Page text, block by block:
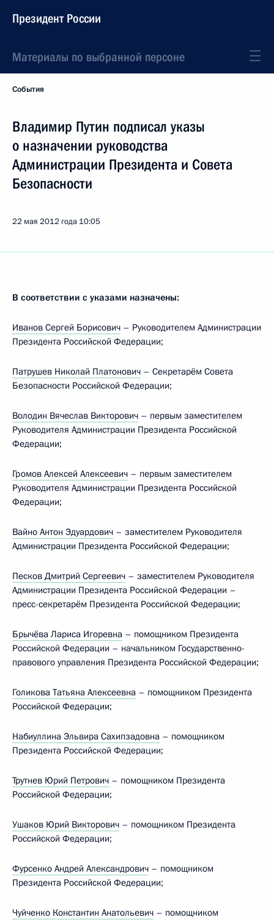
Президент России
Материалы по выбранной персоне
События
Владимир Путин подписал указы
о назначении руководства
Администрации Президента и Совета
Безопасности
22 мая 2012 года 10:05
В соответствии с указами назначены:
Иванов Сергей Борисович – Руководителем Администрации
Президента Российской Федерации;
Патрушев Николай Платонович – Секретарём Совета
Безопасности Российской Федерации;
Володин Вячеслав Викторович – первым заместителем
Руководителя Администрации Президента Российской
Федерации;
Громов Алексей Алексеевич – первым заместителем
Руководителя Администрации Президента Российской
Федерации;
Вайно Антон Эдуардович – заместителем Руководителя
Администрации Президента Российской Федерации;
Песков Дмитрий Сергеевич – заместителем Руководителя
Администрации Президента Российской Федерации –
пресс-секретарём Президента Российской Федерации;
Брычёва Лариса Игоревна – помощником Президента
Российской Федерации – начальником Государственно-
правового управления Президента Российской Федерации;
Голикова Татьяна Алексеевна – помощником Президента
Российской Федерации;
Набиуллина Эльвира Сахипзадовна – помощником
Президента Российской Федерации;
Трутнев Юрий Петрович – помощником Президента
Российской Федерации;
Ушаков Юрий Викторович – помощником Президента
Российской Федерации;
Фурсенко Андрей Александрович – помощником
Президента Российской Федерации;
Чуйченко Константин Анатольевич – помощником